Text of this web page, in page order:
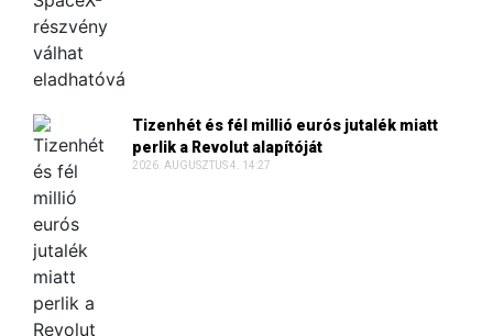
Tizenhét és fél millió eurós jutalék miatt
perlik a Revolut alapítóját
2026. AUGUSZTUS 4. 14:27